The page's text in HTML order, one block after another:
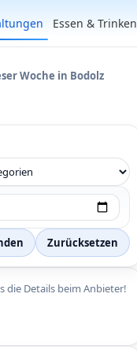
Essen & Trinken
Woche in Bodolz
Zurücksetzen
die Details beim Anbieter!